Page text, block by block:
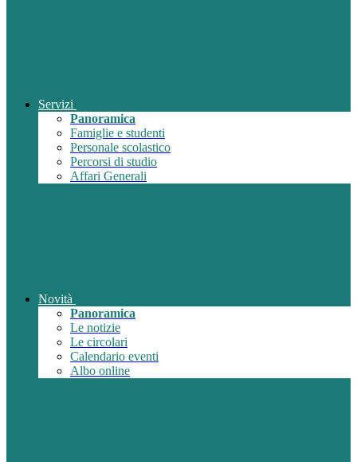
Servizi
Panoramica
Famiglie e studenti
Personale scolastico
Percorsi di studio
Affari Generali
Novità
Panoramica
Le notizie
Le circolari
Calendario eventi
Albo online